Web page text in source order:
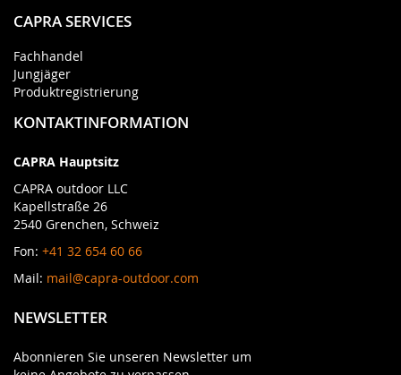
CAPRA SERVICES
Fachhandel
Jungjäger
Produktregistrierung
KONTAKTINFORMATION
CAPRA Hauptsitz
CAPRA outdoor LLC
Kapellstraße 26
2540 Grenchen, Schweiz
Fon: +41 32 654 60 66
Mail: mail@capra-outdoor.com
NEWSLETTER
Abonnieren Sie unseren Newsletter um